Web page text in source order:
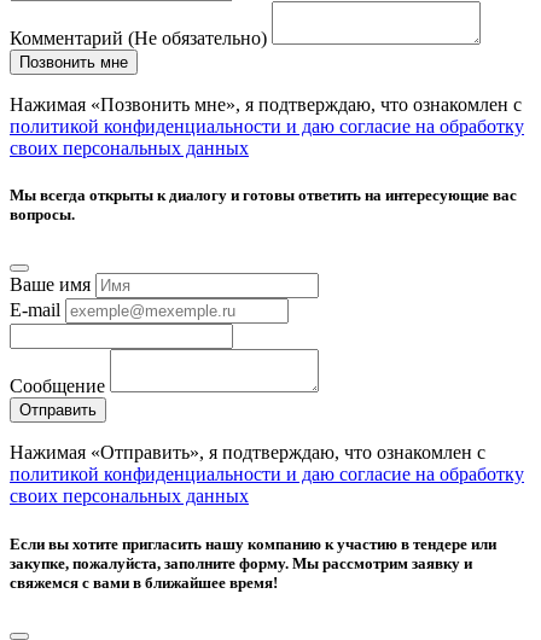
Комментарий (Не обязательно)
Позвонить мне
Нажимая «Позвонить мне», я подтверждаю, что ознакомлен с
политикой конфиденциальности и даю согласие на обработку
своих персональных данных
Мы всегда открыты к диалогу и готовы ответить на интересующие вас
вопросы.
Ваше имя
E-mail
Сообщение
Отправить
Нажимая «Отправить», я подтверждаю, что ознакомлен с
политикой конфиденциальности и даю согласие на обработку
своих персональных данных
Если вы хотите пригласить нашу компанию к участию в тендере или
закупке, пожалуйста, заполните форму. Мы рассмотрим заявку и
свяжемся с вами в ближайшее время!